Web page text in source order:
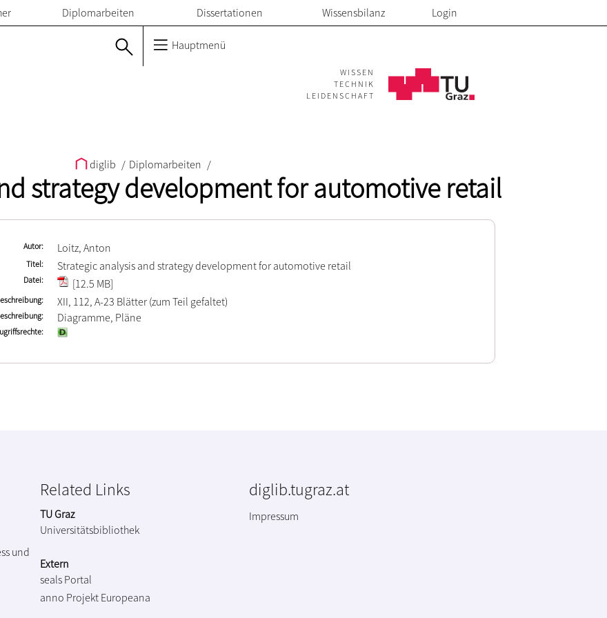
Diplomarbeiten Dissertationen Wissensbilanz Login
Hauptmenü
WISSEN
TECHNIK
LEIDENSCHAFT
diglib / Diplomarbeiten /
strategy development for automotive retail
Autor Loitz, Anton
Titel Strategic analysis and strategy development for automotive retail
Datei [12.5 MB]
XII, 112, A-23 Blätter (zum Teil gefaltet)
Diagramme, Pläne
und
Related Links
TU Graz
Universitätsbibliothek
Extern
seals Portal
anno Projekt Europeana
diglib.tugraz.at
Impressum